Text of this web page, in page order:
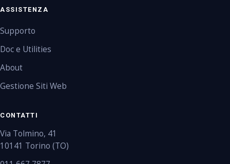
ASSISTENZA
Supporto
Doc e Utilities
About
Gestione Siti Web
CONTATTI
Via Tolmino, 41
10141 Torino (TO)